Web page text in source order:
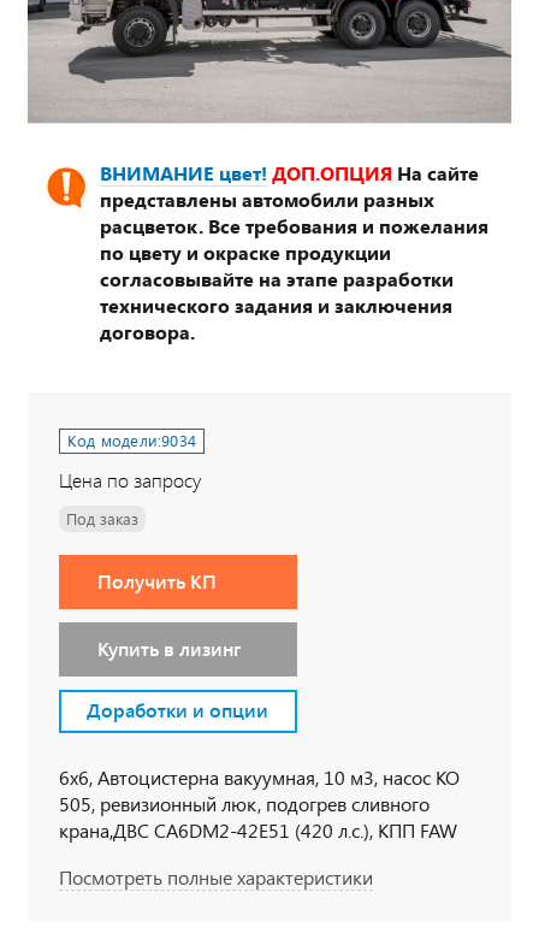
ВНИМАНИЕ цвет! ДОП.ОПЦИЯ На сайте
представлены автомобили разных
расцветок. Все требования и пожелания
по цвету и окраске продукции
согласовывайте на этапе разработки
технического задания и заключения
договора.
Код модели:9034
Цена по запросу
Под заказ
Получить КП
Купить в лизинг
Доработки и опции
6х6, Автоцистерна вакуумная, 10 м3, насос КО
505, ревизионный люк, подогрев сливного
крана,ДВС CA6DM2-42E51 (420 л.с.), КПП FAW
кабина со спальным местом, кондиционер,
Посмотреть полные характеристики